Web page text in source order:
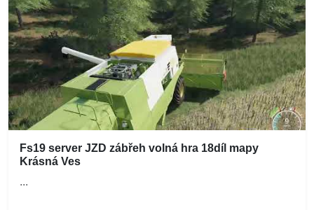
Fs19 server JZD zábřeh volná hra 18díl mapy
Krásná Ves
...